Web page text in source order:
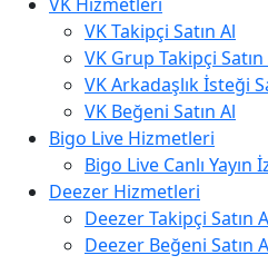
VK Takipçi Satın Al
VK Grup Takipçi Satın
VK Arkadaşlık İsteği
VK Beğeni Satın Al
Bigo Live Hizmetleri
Bigo Live Canlı Yayın
Deezer Hizmetleri
Deezer Takipçi Satın
Deezer Beğeni Satın